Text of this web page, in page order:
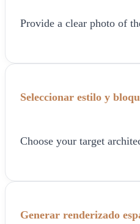
Provide a clear photo of
Seleccionar estilo y
Choose your target
Generar renderizado